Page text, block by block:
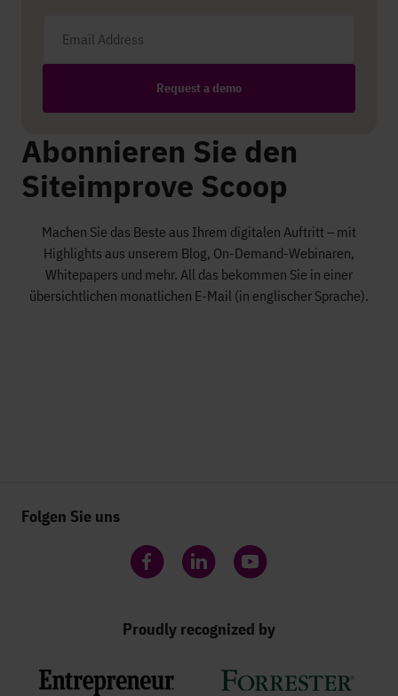
Request a demo
Abonnieren Sie den
Siteimprove Scoop
Machen Sie das Beste aus Ihrem digitalen Auftritt – mit
Highlights aus unserem Blog, On-Demand-Webinaren,
Whitepapers und mehr. All das bekommen Sie in einer
übersichtlichen monatlichen E-Mail (in englischer Sprache).
Folgen Sie uns
FacebookLinkedIn YouTube
Proudly recognized by